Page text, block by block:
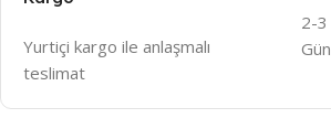
Yurtiçi kargo ile anlaşmalı
teslimat
2-3
Gün